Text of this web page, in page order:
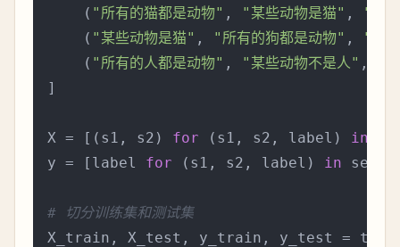
    (
"所有的猫都是动物" , "某些动物是猫" ,
"支
    (
"某些动物是猫" , "所有的狗都是动物" ,
"无
    (
"所有的人都是动物" , "某些动物不是人" ,
]
X = [(s1, s2) for (s1, s2, label) in
y = [label for (s1, s2, label) in
# 切分训练集和测试集
X_train, X_test, y_train, y_test =